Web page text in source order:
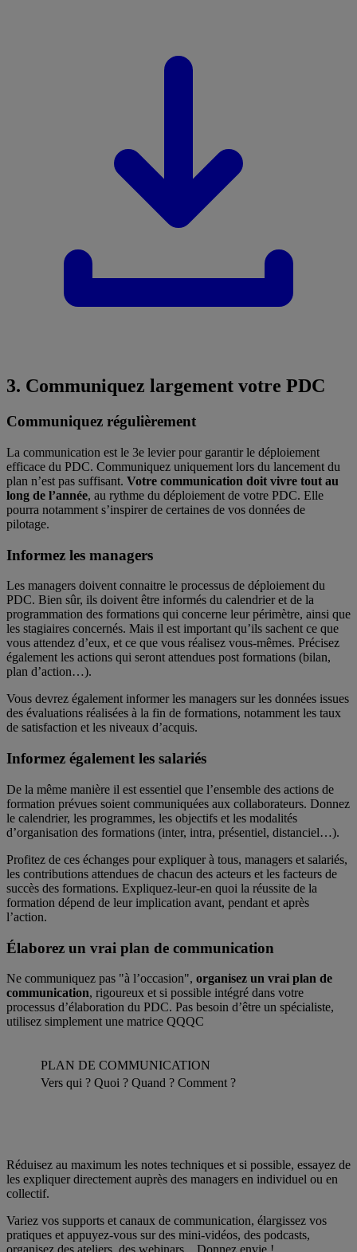
3. Communiquez largement votre PDC
Communiquez régulièrement
La communication est le 3e levier pour garantir le déploiement
efficace du PDC. Communiquez uniquement lors du lancement du
plan n’est pas suffisant. Votre communication doit vivre tout au
long de l’année, au rythme du déploiement de votre PDC. Elle
pourra notamment s’inspirer de certaines de vos données de
pilotage.
Informez les managers
Les managers doivent connaitre le processus de déploiement du
PDC. Bien sûr, ils doivent être informés du calendrier et de la
programmation des formations qui concerne leur périmètre, ainsi que
les stagiaires concernés. Mais il est important qu’ils sachent ce que
vous attendez d’eux, et ce que vous réalisez vous-mêmes. Précisez
également les actions qui seront attendues post formations (bilan,
plan d’action…).
Vous devrez également informer les managers sur les données issues
des évaluations réalisées à la fin de formations, notamment les taux
de satisfaction et les niveaux d’acquis.
Informez également les salariés
De la même manière il est essentiel que l’ensemble des actions de
formation prévues soient communiquées aux collaborateurs. Donnez
le calendrier, les programmes, les objectifs et les modalités
d’organisation des formations (inter, intra, présentiel, distanciel…).
Profitez de ces échanges pour expliquer à tous, managers et salariés,
les contributions attendues de chacun des acteurs et les facteurs de
succès des formations. Expliquez-leur-en quoi la réussite de la
formation dépend de leur implication avant, pendant et après
l’action.
Élaborez un vrai plan de communication
Ne communiquez pas "à l’occasion", organisez un vrai plan de
communication, rigoureux et si possible intégré dans votre
processus d’élaboration du PDC. Pas besoin d’être un spécialiste,
utilisez simplement une matrice QQQC
PLAN DE COMMUNICATION
Vers qui ? Quoi ? Quand ? Comment ?
Réduisez au maximum les notes techniques et si possible, essayez de
les expliquer directement auprès des managers en individuel ou en
collectif.
Variez vos supports et canaux de communication, élargissez vos
pratiques et appuyez-vous sur des mini-vidéos, des podcasts,